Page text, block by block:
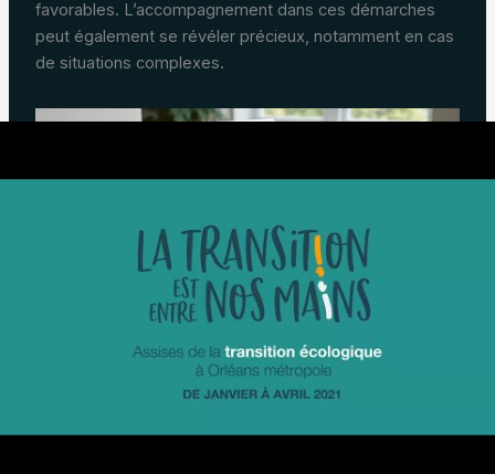
favorables. L’accompagnement dans ces démarches
peut également se révéler précieux, notamment en cas
de situations complexes.
Bénéfices d’une inscription réussie à la CAL
Obtenir une inscription réussie à l’ordre du jour d’une